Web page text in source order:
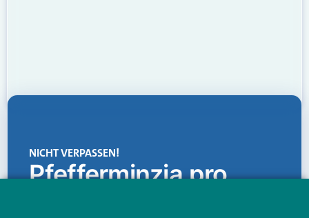
NICHT VERPASSEN!
Pfefferminzia.pro